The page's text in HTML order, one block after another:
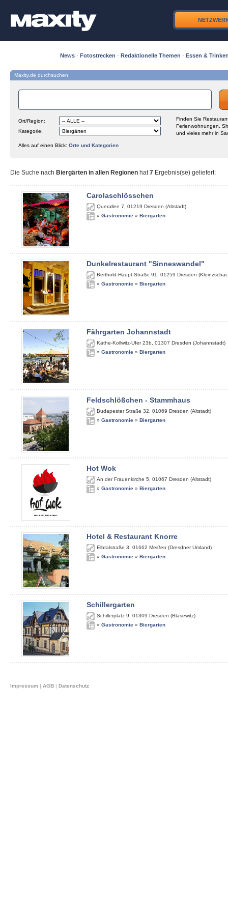
News · Fotostrecken · Redaktionelle Themen · Essen &
Maxity.de durchsuchen
Ort/Region:
Kategorie:
Finden Sie
Ferienwohnungen,
und vieles mehr in
Alles auf einen Blick: Orte und Kategorien
Die Suche nach Biergärten in allen Regionen hat7 Ergebnis(se) geliefert:
Carolaschlösschen
Querallee 7 01219 Dresden (Altstadt)
» Gastronomie » Biergarten
Dunkelrestaurant "Sinneswandel"
Berthold-Haupt-Straße 91 01259 Dresden
» Gastronomie » Biergarten
Fährgarten Johannstadt
Käthe-Kollwitz-Ufer 23b 01307 Dresden (Johannstadt)
» Gastronomie » Biergarten
Feldschlößchen - Stammhaus
Budapester Straße 32 01069 Dresden (Altstadt)
» Gastronomie » Biergarten
Hot Wok
An der Frauenkirche 5 01067 Dresden (Altstadt)
» Gastronomie » Biergarten
Hotel & Restaurant Knorre
Elbtalstraße 3 01662 Meißen (Dresdner Umland)
» Gastronomie » Biergarten
Schillergarten
Schillerplatz 9 01309 Dresden (Blasewitz)
» Gastronomie » Biergarten
Impressum | AGB | Datenschutz